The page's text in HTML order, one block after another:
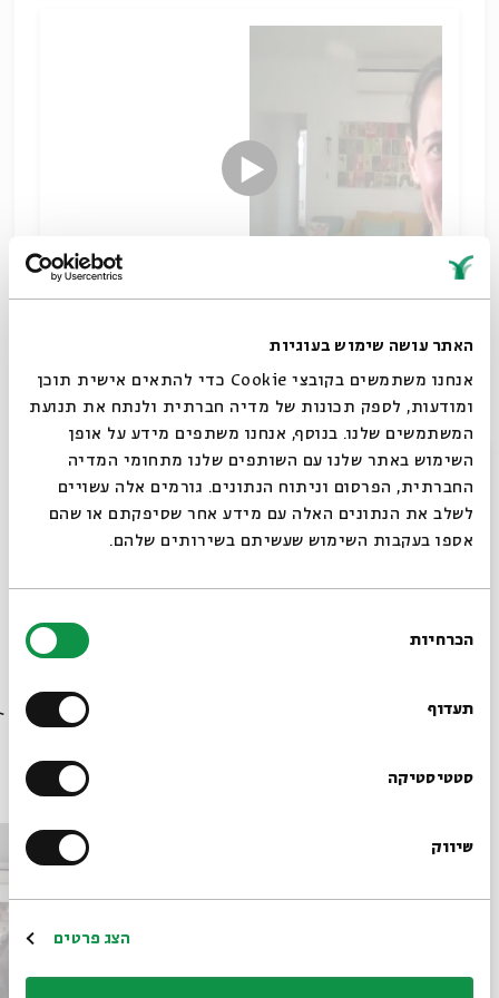
האתר עושה שימוש בעוגיות
אנחנו משתמשים בקובצי Cookie כדי להתאים אישית תוכן
ומודעות, לספק תכונות של מדיה חברתית ולנתח את תנועת
המשתמשים שלנו. בנוסף, אנחנו משתפים מידע על אופן
השימוש באתר שלנו עם השותפים שלנו מתחומי המדיה
החברתית, הפרסום וניתוח הנתונים. גורמים אלה עשויים
לשלב את הנתונים האלה עם מידע אחר שסיפקתם או שהם
אספו בעקבות השימוש שעשיתם בשירותים שלהם.
הסכמה
הכרחיות
תעדוף
סטטיסטיקה
שיווק
הצג פרטים
עד כה חיפשנו אזכורים מקראיים למאורעות חנוכה,
הפעם נתחקה אחר השימוש של יהודה המכבי במקורות
מקראיים.
חנוכת המזבח
שיתוף
תגיות: מקרא וספרות בית שני רחל בורובסקי חשמונאים חנוכה
ספרות הנבואה
סגור